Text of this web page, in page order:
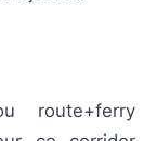
route+ferry